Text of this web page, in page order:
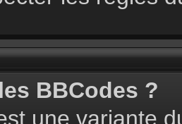
BBCodes ?
une variante